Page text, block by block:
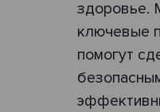
здоровье.
ключевые
помогут